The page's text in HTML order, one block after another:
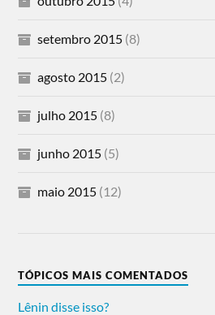
setembro 2015 (8)
agosto 2015 (2)
julho 2015 (8)
junho 2015 (5)
maio 2015 (12)
TÓPICOS MAIS COMENTADOS
Lênin disse isso?